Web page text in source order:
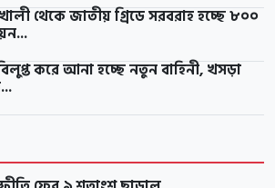
থেকে জাতীয় গ্রিডে সরবরাহ হচ্ছে ৮০০
করে আনা হচ্ছে নতুন বাহিনী, খসড়া